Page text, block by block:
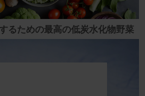
るための最高の低炭水化物野菜